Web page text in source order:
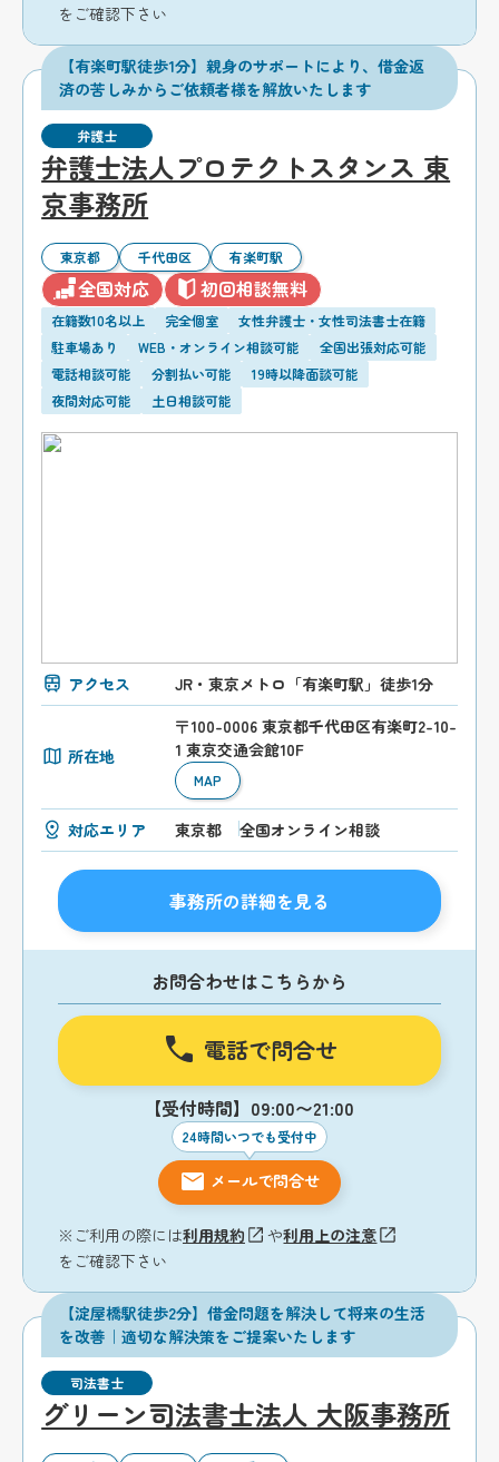
をご確認下さい
【有楽町駅徒歩1分】親身のサポートにより、借金返
済の苦しみからご依頼者様を解放いたします
弁護士
弁護士法人プロテクトスタンス 東
京事務所
東京都 千代田区 有楽町駅
全国対応 初回相談無料
在籍数10名以上 完全個室
女性弁護士・女性司法書士在籍
駐車場あり
WEB・オンライン相談可能
全国出張対応可能
電話相談可能
分割払い可能
19時以降面談可能
夜間対応可能
土日相談可能
アクセス JR・東京メトロ「有楽町駅」徒歩1分
所在地
〒100-0006 東京都千代田区有楽町2-10-
1 東京交通会館10F
MAP
対応エリア 東京都 全国オンライン相談
事務所の詳細を見る
お問合わせはこちらから
電話で問合せ
【受付時間】09:00〜21:00
24時間いつでも受付中
メールで問合せ
※ご利用の際には利用規約 や利用上の注意
をご確認下さい
【淀屋橋駅徒歩2分】借金問題を解決して将来の生活
を改善｜適切な解決策をご提案いたします
司法書士
グリーン司法書士法人 大阪事務所